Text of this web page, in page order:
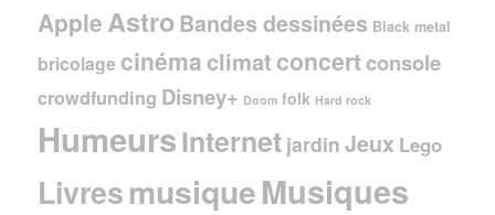
Apple AstroBandes dessinées Black metal
bricolage cinéma climat concertconsole
crowdfunding Disney+ Doom folk Hard rock
HumeursInternet jardin Jeux Lego
LivresmusiqueMusiques